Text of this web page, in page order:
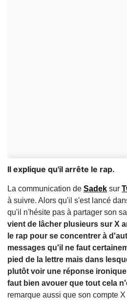
Il explique qu'il arrête le rap.
La communication de Sadek sur
à suivre. Alors qu'il s'est lancé
qu'il n'hésite pas à partager son
vient de lâcher plusieurs sur X
le rap pour se concentrer à
messages qu'il ne faut
pied de la lettre mais dans
plutôt voir une réponse ironique
faut bien avouer que tout cela
remarque aussi que son compte